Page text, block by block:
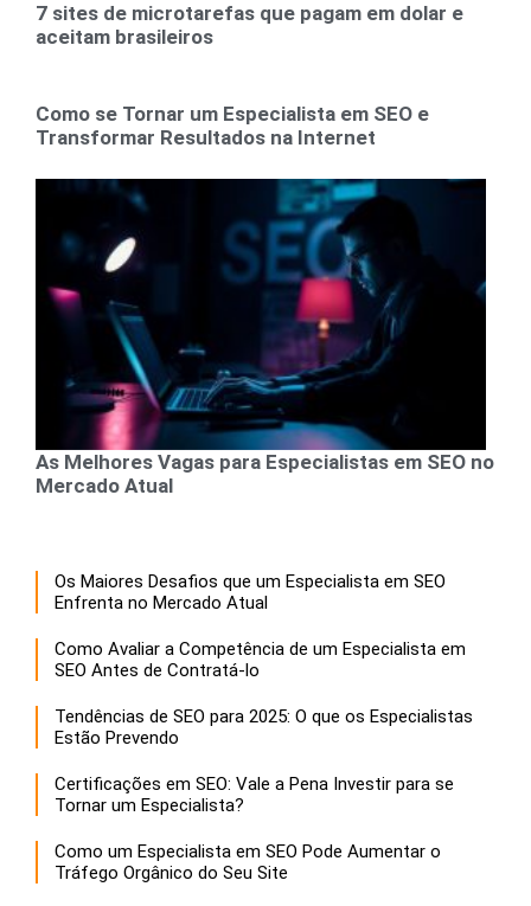
7 sites de microtarefas que pagam em dolar e
aceitam brasileiros
Como se Tornar um Especialista em SEO e
Transformar Resultados na Internet
As Melhores Vagas para Especialistas em SEO no
Mercado Atual
Os Maiores Desafios que um Especialista em SEO
Enfrenta no Mercado Atual
Como Avaliar a Competência de um Especialista em
SEO Antes de Contratá-lo
Tendências de SEO para 2025: O que os Especialistas
Estão Prevendo
Certificações em SEO: Vale a Pena Investir para se
Tornar um Especialista?
Como um Especialista em SEO Pode Aumentar o
Tráfego Orgânico do Seu Site